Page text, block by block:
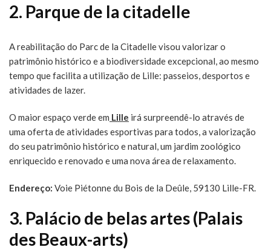
2. Parque de la citadelle
A reabilitação do Parc de la Citadelle visou valorizar o
patrimônio histórico e a biodiversidade excepcional, ao mesmo
tempo que facilita a utilização de Lille: passeios, desportos e
atividades de lazer.
O maior espaço verde em Lille irá surpreendê-lo através de
uma oferta de atividades esportivas para todos, a valorização
do seu patrimônio histórico e natural, um jardim zoológico
enriquecido e renovado e uma nova área de relaxamento.
Endereço: Voie Piétonne du Bois de la Deûle, 59130 Lille-FR.
3. Palácio de belas artes (Palais
des Beaux-arts)